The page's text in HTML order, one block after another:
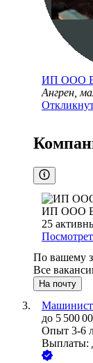
ИП ООО
Ангрен,
ИП ООО
25
По вашему
Все
На почту
Машинист
до 5 500
Опыт 3-6
Выплаты: